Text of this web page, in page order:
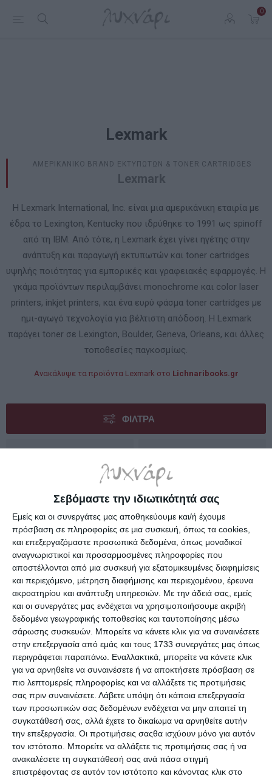
Σεβόμαστε την ιδιωτικότητά σας
Εμείς και οι συνεργάτες μας αποθηκεύουμε και/ή έχουμε
πρόσβαση σε πληροφορίες σε μια συσκευή, όπως τα cookies,
και επεξεργαζόμαστε προσωπικά δεδομένα, όπως μοναδικοί
αναγνωριστικοί και προσαρμοσμένες πληροφορίες που
αποστέλλονται από μια συσκευή για εξατομικευμένες διαφημίσεις
και περιεχόμενο, μέτρηση διαφήμισης και περιεχομένου, έρευνα
ακροατηρίου και ανάπτυξη υπηρεσιών. Με την άδειά σας, εμείς
και οι συνεργάτες μας ενδέχεται να χρησιμοποιήσουμε ακριβή
δεδομένα γεωγραφικής τοποθεσίας και ταυτοποίησης μέσω
σάρωσης συσκευών. Μπορείτε να κάνετε κλικ για να συναινέσετε
στην επεξεργασία από εμάς και τους 1733 συνεργάτες μας όπως
περιγράφεται παραπάνω. Εναλλακτικά, μπορείτε να κάνετε κλικ
για να αρνηθείτε να συναινέσετε ή να αποκτήσετε πρόσβαση σε
πιο λεπτομερείς πληροφορίες και να αλλάξετε τις προτιμήσεις
σας πριν συναινέσετε. Λάβετε υπόψη ότι κάποια επεξεργασία
των προσωπικών σας δεδομένων ενδέχεται να μην απαιτεί τη
συγκατάθεσή σας, αλλά έχετε το δικαίωμα να αρνηθείτε αυτήν
την επεξεργασία. Οι προτιμήσεις σαςθα ισχύουν μόνο για αυτόν
τον ιστότοπο. Μπορείτε να αλλάξετε τις προτιμήσεις σας ή να
ανακαλέσετε τη συγκατάθεσή σας ανά πάσα στιγμή
επιστρέφοντας σε αυτόν τον ιστότοπο και κάνοντας κλικ στο
0
Lexmark
ΑΜΕΡΙΚΑΝΙΚΟ BRAND ΕΚΤΥΠΩΤΩΝ & TONER CARTRIDGES
Lexmark
Η Lexmark International, Inc. είναι μια αμερικάνικη εταιρία με
έδρα το Lexington, Kentucky που ιδρύθηκε το 1991 ως spinoff
από τη IBM. Από τότε, η Lexmark έχει γίνει ηγέτης στην
ανάπτυξη και παραγωγή εκτυπωτών και toner cartridges
υψηλής ποιότητας για εμπορικές και γραφειακές εφαρμογές. Η
γκάμα προϊόντων περιλαμβάνει monochrome και color laser
printers, inkjet printers, και ένα ευρύ φάσμα toner cartridges με
ημι-αγωγό τεχνολογία για βέλτιστη απόδοση. Η Lexmark
παράγει toner σε Lexington, Boulder, Geneva, Orleans, και άλλες
τοποθεσίες παγκοσμίως.
Ανακάλυψε τα προϊόντα Lexmark στο Lichnaribooks.gr
ΦΊΛΤΡΑ
Lexmark 51B2000 black
Toner
Κατόπιν παραγγελίας
103,00€
Κατηγορίες